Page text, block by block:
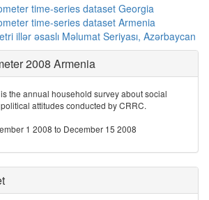
time-series dataset Georgia
time-series dataset Armenia
illər əsaslı Məlumat Seriyası, Azərbaycan
2008 Armenia
the annual household survey about social
attitudes conducted by CRRC.
1 2008 to December 15 2008